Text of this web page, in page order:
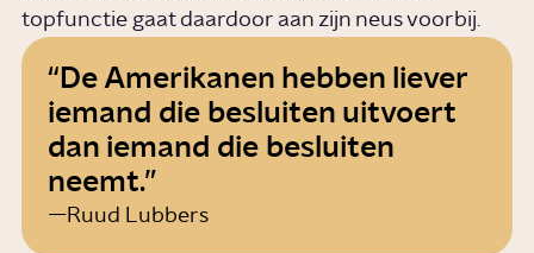
topfunctie gaat daardoor aan zijn neus voorbij.
De Amerikanen hebben liever
iemand die besluiten uitvoert
dan iemand die besluiten
neemt.
Ruud Lubbers